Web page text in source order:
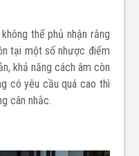
thể phủ nhận rằng
tại một số nhược điểm
khả năng cách âm còn
có yêu cầu quá cao thì
cân nhắc.